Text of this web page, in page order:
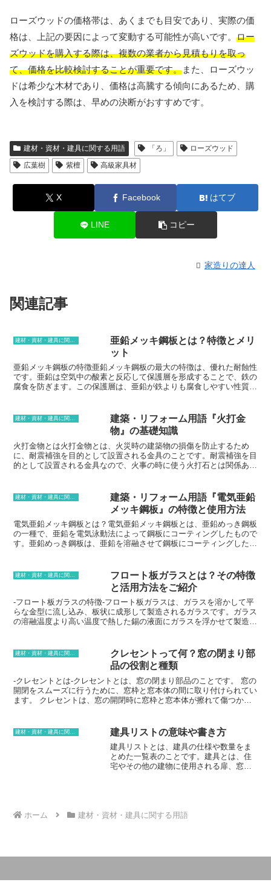
ローズウッドの価格帯は、あくまでも目安であり、実際の価
格は、上記の要因によって変動する可能性が高いです。 ロー
ズウッドを購入する際は、複数の業者から見積もりを取っ
て、価格を比較検討することが重要です。また、ローズウッ
ドは希少な木材であり、価格は高騰する傾向にあるため、購
入を検討する際は、早めの決断がおすすめです。
建材・資材・建具に関する用語 「ろ」
ローズウッド
広葉樹
紫檀 高級家具材
X Facebook はてブ
LINE コピー
家造りの達人
関連記事
建材・資材・建具に関する用語
亜鉛メッキ鋼板とは？特徴とメリ
ット
亜鉛メッキ鋼板の特徴亜鉛メッキ鋼板の最大の特徴は、優れた耐蝕性
です。亜鉛は空気中の酸素と反応して保護層を形成することで、鉄の
腐食を防ぎます。この保護層は、亜鉛が鉄よりも腐食しやすい性質を
ります。亜鉛の含有量が多いほど、耐蝕性が高くなります。亜鉛メッ
キ鋼板のもう一つの特徴は、加工性に優れていることです。亜鉛メッ
キ鋼板は、鉄よりも柔らかく、加工がしやすいのが特徴です。そのた
め、様々な形状に加工することができ、建築資材や自動車部品など、
幅広い用途で使用されています。また、亜鉛メッキ鋼板は、コストパ
フォーマンスが高いという特徴もあります。亜鉛メッキ鋼板は、鉄よ
メッキ鋼板は、耐蝕性、加工性、コストパフォーマンスに優れた材料
であり、建築資材や自動車部品など、幅広い用途で使用されていま
建材・資材・建具に関する用語
建築・リフォーム用語『火打金
物』の基礎知識
火打金物とは火打金物とは、火災時の建築物の損傷を防止するため
に、耐震補強を目的として設置される金具のことです。耐震補強を目
的として設置される金具なので、火事の時に使う火打石とは関係あり
具なのです。火打金物は、建物を構成する部材を固定したり、つなぎ
合わせたりするために使用されます。例えば、柱と梁を固定したり、
梁と桁を固定したりするために使用されます。また、火打金物は、外
壁と内壁を固定したり、屋根と外壁を固定したりするために使用され
ることもあります。
建築・リフォーム用語『電気亜鉛
メッキ鋼板』の特徴と使用方法
電気亜鉛メッキ鋼板とは？電気亜鉛メッキ鋼板とは、亜鉛めっき鋼板
の一種で、亜鉛を電気泳動法によって鋼板にコーティングしたもので
す。亜鉛めっき鋼板は、亜鉛を溶融させて鋼板にコーティングしたも
のが特徴です。また、電気亜鉛メッキ鋼板は、亜鉛めっき鋼板よりも
耐食性が優れており、溶接や塗装がしやすいという特徴があります。
フロート板ガラスとは？その特徴
と活用方法をご紹介
-フロート板ガラスの特徴-フロート板ガラスは、ガラスを溶かして平
らな金型に流し込み、板状に成形して製造されるガラスです。ガラス
の溶融温度より高い温度で熱した錫の液面にガラスを浮かせて製造さ
透過率が高く、歪みが少ないのが特徴です。また、硬度が高いため、
傷がつきにくく、耐熱性にも優れています。そのため、建築物や自動
車の窓ガラス、鏡、テーブルや棚などの家具、家電製品のディスプレ
イなど、さまざまな用途に使用されています。フロート板ガラスに
は、透明なもの、着色したもの、模様が入ったものなど、さまざまな
種類があります。また、フロート板ガラスの表面に特殊な加工を施し
なっています。
建材・資材・建具に関する用語
クレセントって何？窓の閉まり部
品の役割と種類
-クレセントとは-クレセントとは、窓の閉まり部品のことです。 窓の
開閉をスムーズに行うために、窓枠と窓本体の間に取り付けられてい
ます。 クレセントは、窓の開閉時に窓枠と窓本体が擦れて傷つかな
トは、窓枠に固定されている部分と、窓本体に固定されている部分の
2つで構成されています。 窓を開閉する時は、窓本体に固定されてい
る部分を回転させて、窓枠に固定されている部分から外します。2つ
目は、引き違い式クレセントです。 引き違い式クレセントは、窓枠
に固定されている部分と、窓本体に固定されている部分の2つで構成
れています。 窓を開閉する時は、窓本体に固定されている部分を上
建具リストの意味や書き方
建具リストとは、建具の仕様や数量をま
とめた一覧表のことです。建具とは、住
宅やその他の建物に使用される扉、窓、
す。また、建具リストは、建具のメーカ
す。材質には、木、金属、ガラスなどが
ホーム 建材・資材・建具に関する用語